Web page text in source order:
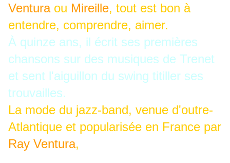
Venturaou Mireille, tout est bon à
entendre, comprendre, aimer.
À quinze ans, il écrit ses premières
chansons sur des musiques de Trenet
et sent l'aiguillon du swing titiller ses
trouvailles.
La mode du jazz-band, venue d'outre-
Atlantique et popularisée en France par
Ray Ventura,